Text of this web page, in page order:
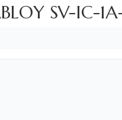
SV-IC-